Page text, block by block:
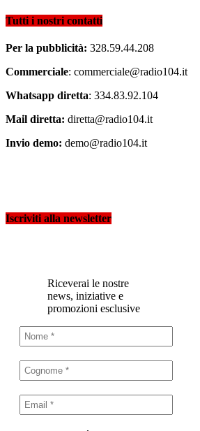
Tutti i nostri contatti
Per la pubblicità: 328.59.44.208
Commerciale: commerciale@radio104.it
Whatsapp diretta: 334.83.92.104
Mail diretta: diretta@radio104.it
Invio demo: demo@radio104.it
Iscriviti alla newsletter
Riceverai le nostre
news, iniziative e
promozioni esclusive